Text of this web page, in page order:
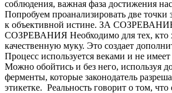
соблюдения, важная фаза достижения
Попробуем проанализировать две точки
к объективной истине. ЗА
СОЗРЕВАНИЯ Необходимо для тех, кто
качественную муку. Это создает
Процесс используется веками и не
Можно обойтись и без него, используя
ферменты, которые законодатель
этикетке. Реальность говорит о том,